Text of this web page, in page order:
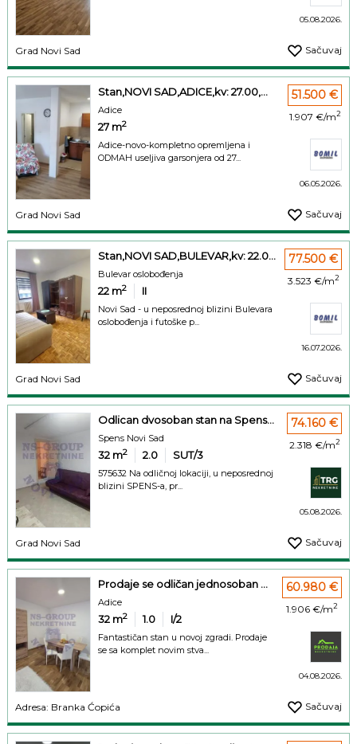
05.08.2026.
Grad Novi Sad Sačuvaj
Stan,NOVI SAD,ADICE,kv: 27.00,...
Adice
27 m2
Adice-novo-kompletno opremljena i
ODMAH useljiva garsonjera od 27...
51.500 €
1.907 €/m2
06.05.2026.
Grad Novi Sad Sačuvaj
Stan,NOVI SAD,BULEVAR,kv: 22.0...
Bulevar oslobođenja
22 m2 II
Novi Sad - u neposrednoj blizini Bulevara
oslobođenja i futoške p...
77.500 €
3.523 €/m2
16.07.2026.
Grad Novi Sad Sačuvaj
Odlican dvosoban stan na Spens...
Spens Novi Sad
32 m2 2.0 SUT/3
575632 Na odličnoj lokaciji, u neposrednoj
blizini SPENS-a, pr...
74.160 €
2.318 €/m2
05.08.2026.
Grad Novi Sad Sačuvaj
Prodaje se odličan jednosoban ...
Adice
32 m2 1.0 I/2
Fantastičan stan u novoj zgradi. Prodaje
se sa komplet novim stva...
60.980 €
1.906 €/m2
04.08.2026.
Adresa: Branka Ćopića Sačuvaj